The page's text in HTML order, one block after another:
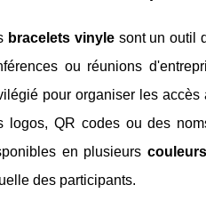
bracelets vinylesont un outil
ou réunions
pour organiser les accès
logos, QR codes ou des
en plusieurs couleurs
des participants.